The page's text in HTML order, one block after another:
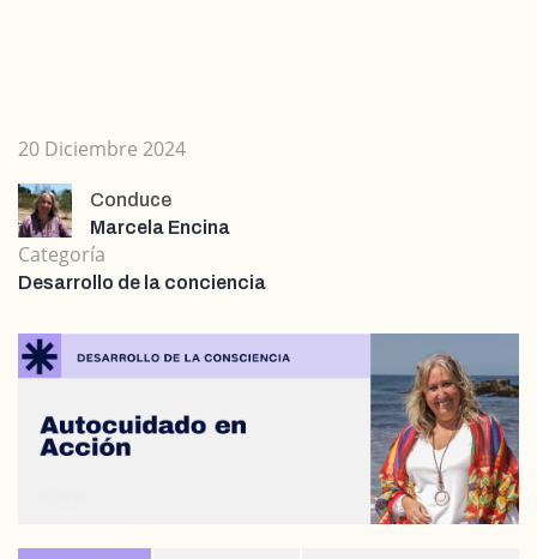
20 Diciembre 2024
Conduce
Marcela Encina
Categoría
Desarrollo de la conciencia